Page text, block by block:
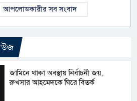
আপলোডকারীর সব সংবাদ
জামিনে থাকা অবস্থায় নির্বাচনী জয়,
রুখসার আহমেদকে ঘিরে বিতর্ক